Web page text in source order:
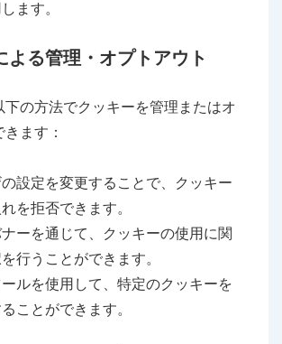
ます。
よる管理・オプトアウト
下の方法でクッキーを管理またはオ
ます：
設定を変更することで、クッキー
を拒否できます。
ーを通じて、クッキーの使用に関
行うことができます。
ルを使用して、特定のクッキーを
ことができます。